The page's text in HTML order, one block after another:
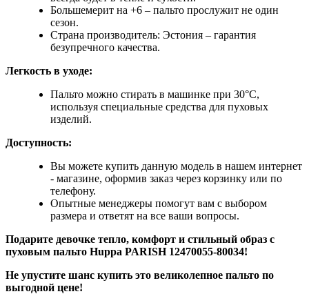
Большемерит на +6 – пальто прослужит не один
сезон.
Страна производитель: Эстония – гарантия
безупречного качества.
Легкость в уходе:
Пальто можно стирать в машинке при 30°C,
используя специальные средства для пуховых
изделий.
Доступность:
Вы можете купить данную модель в нашем интернет
- магазине, оформив заказ через корзинку или по
телефону.
Опытные менеджеры помогут вам с выбором
размера и ответят на все ваши вопросы.
Подарите девочке тепло, комфорт и стильный образ с
пуховым пальто Huppa PARISH 12470055-80034!
Не упустите шанс купить это великолепное пальто по
выгодной цене!